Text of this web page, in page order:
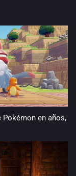
en años,